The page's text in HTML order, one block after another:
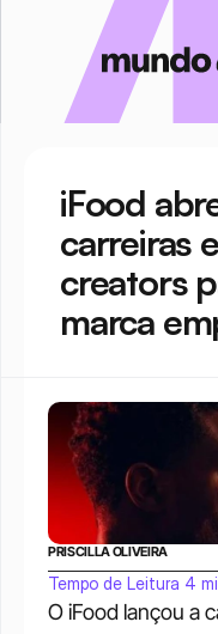
iFood
carreiras
creators
marca
O iFood lançou a
PRISCILLA OLIVEIRA
Tempo de Leitura 4